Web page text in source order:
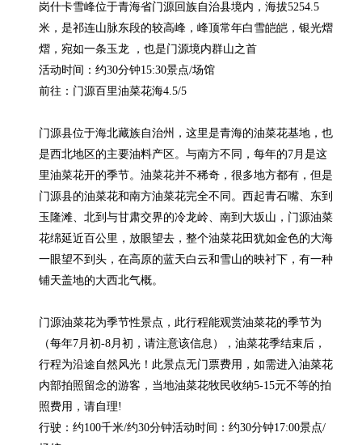
岗什卡雪峰位于青海省门源回族自治县境内，海拔5254.5
米，是祁连山脉东段的较高峰，峰顶常年白雪皑皑，银光熠
熠，宛如一条玉龙 ，也是门源境内群山之首
活动时间：约30分钟15:30景点/场馆
前往：门源百里油菜花海4.5/5
门源县位于海北藏族自治州，这里是青海的油菜花基地，也
是西北地区的主要油料产区。与南方不同，每年的7月是这
里油菜花开的季节。油菜花并不稀奇，很多地方都有，但是
门源县的油菜花和南方油菜花完全不同。西起青石嘴、东到
玉隆滩、北到与甘肃交界的冷龙岭、南到大坂山，门源油菜
花绵延近百公里，放眼望去，整个油菜花田犹如金色的大海
一眼望不到头，在高原的蓝天白云和雪山的映衬下，有一种
铺天盖地的大西北气概。
门源油菜花为季节性景点，此行程能观赏油菜花的季节为
（每年7月初-8月初，请注意该信息），油菜花季结束后，
行程为沿途自然风光！此景点无门票费用，如需进入油菜花
内部拍照留念的游客，当地油菜花牧民收纳5-15元不等的拍
照费用，请自理!
行驶：约100千米/约30分钟活动时间：约30分钟17:00景点/